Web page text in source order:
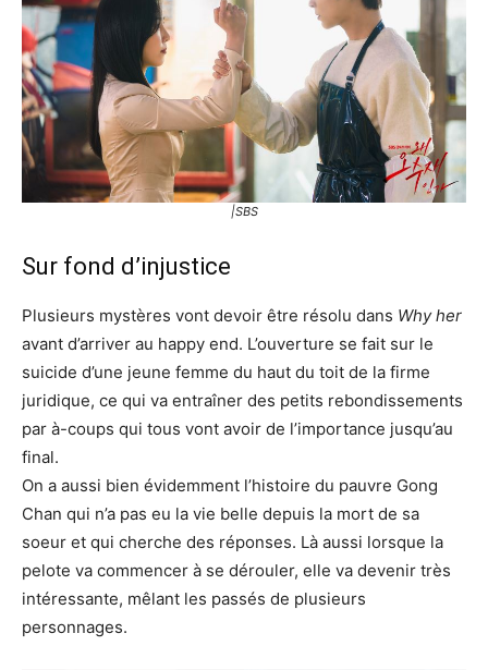
|SBS
Sur fond d’injustice
Plusieurs mystères vont devoir être résolu dans Why her
avant d’arriver au happy end. L’ouverture se fait sur le
suicide d’une jeune femme du haut du toit de la firme
juridique, ce qui va entraîner des petits rebondissements
par à-coups qui tous vont avoir de l’importance jusqu’au
final.
On a aussi bien évidemment l’histoire du pauvre Gong
Chan qui n’a pas eu la vie belle depuis la mort de sa
soeur et qui cherche des réponses. Là aussi lorsque la
pelote va commencer à se dérouler, elle va devenir très
intéressante, mêlant les passés de plusieurs
personnages.